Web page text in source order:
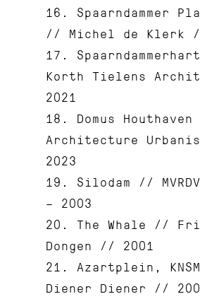
16. Spaarndammer
// Michel de Klerk
17.
Korth Tielens
2021
18. Domus
Architecture
2023
19. Silodam //
– 2003
20. The Whale //
Dongen // 2001
21. Azartplein,
Diener Diener //